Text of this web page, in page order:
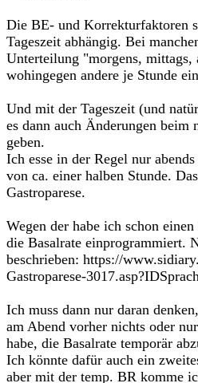
Die BE- und Korrekturfaktoren
Tageszeit abhängig. Bei
Unterteilung "morgens, mittags,
wohingegen andere je Stunde
Und mit der Tageszeit (und
es dann auch Änderungen beim
geben.
Ich esse in der Regel nur
von ca. einer halben Stunde.
Gastroparese.
Wegen der habe ich schon
die Basalrate einprogrammiert.
beschrieben: https://
Gastroparese-
Ich muss dann nur daran
am Abend vorher nichts oder
habe, die Basalrate temporär
Ich könnte dafür auch ein
aber mit der temp. BR komme